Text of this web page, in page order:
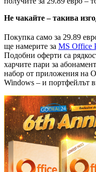
Не чакайте – такива
Покупка само за 29.89
ще намерите за MS Office
Подобни оферти са
харчите пари за
набор от приложения на
Windows – и портфейлът